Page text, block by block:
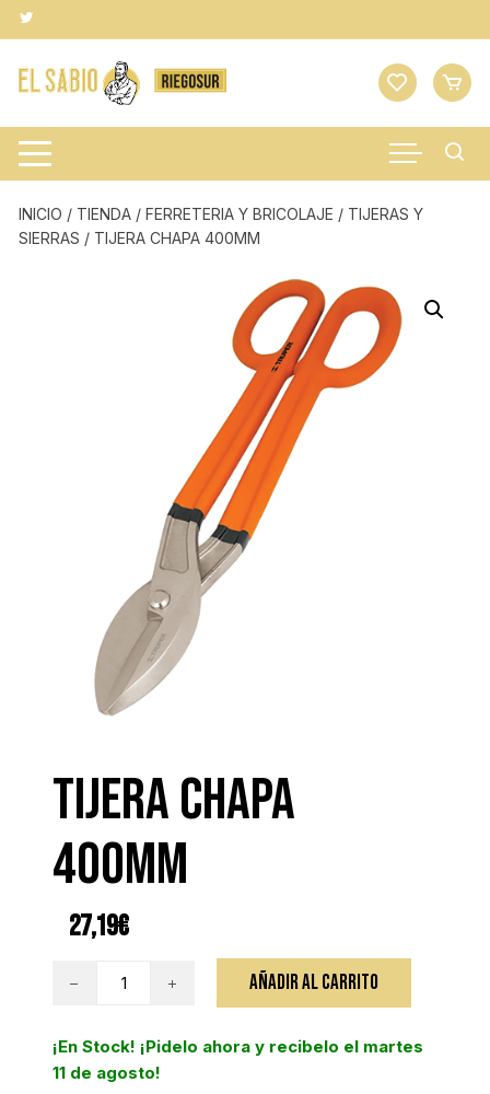
Saltar
al
contenido
INICIO / TIENDA /FERRETERIA Y BRICOLAJE / TIJERAS Y
SIERRAS / TIJERA CHAPA 400MM
TIJERA CHAPA
400MM
27,19€
TIJERA
cantidad
AÑADIR AL CARRITO
¡En Stock! ¡Pidelo ahora y recibelo el martes
11 de agosto!